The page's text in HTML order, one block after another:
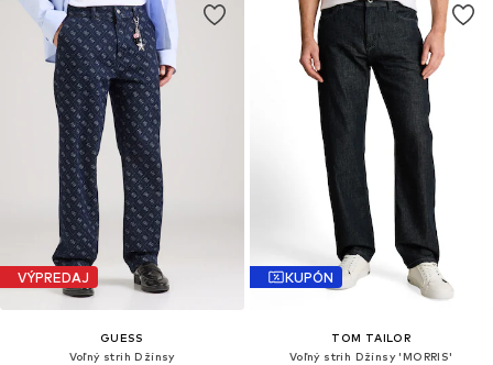
VÝPREDAJ
GUESS
Voľný strih Džínsy
KUPÓN
TOM TAILOR
Voľný strih Džínsy 'MORRIS'